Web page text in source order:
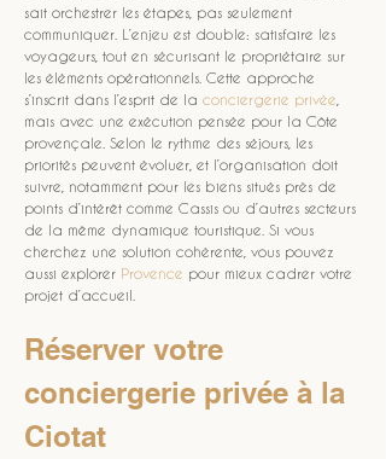
sait orchestrer les étapes, pas seulement
communiquer. L’enjeu est double: satisfaire les
voyageurs, tout en sécurisant le propriétaire sur
les éléments opérationnels. Cette approche
s’inscrit dans l’esprit de la conciergerie privée
mais avec une exécution pensée pour la Côte
provençale. Selon le rythme des séjours, les
priorités peuvent évoluer, et l’organisation doit
suivre, notamment pour les biens situés près de
points d’intérêt comme Cassis ou d’autres secteurs
de la même dynamique touristique. Si vous
cherchez une solution cohérente, vous pouvez
aussi explorer Provence pour mieux cadrer votre
projet d’accueil.
Réserver votre
conciergerie privée à la
Ciotat